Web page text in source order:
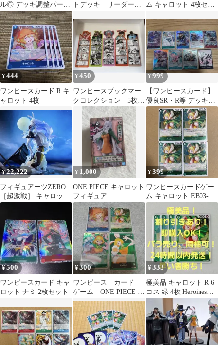
ル◎ デッキ調整パーツ
各種 ワンピースカー
ドゲーム
トデッキ リーダーパ
ーバースリーブ付き
ム キャロット 4枚セッ
¥444
ワンピースカード R キ
ャロット 4枚
¥450
ワンピースブックマー
クコレクション 5枚セ
ット
¥999
​【ワンピースカード】
優良SR・R等 デッキパ
ーツ 9枚まとめ売り ボ
ニー ゾロ
¥22,222
フィギュアーツZERO
［超激戦］ キャロット
-スーロン-
¥ 1,000
ONE PIECE キャロット
フィギュア
¥399
ワンピースカードゲー
ム キャロット EB03-
013 R 4枚 緑 ミンク族
¥500
ワンピースカード キャ
ロット ナミ 2枚セット
¥300
ワンピース カード
ゲーム ONE PIECE キ
ャロット 4枚セット
¥333
極美品 キャロット R 6
コス 緑 4枚 Heroines
Edition